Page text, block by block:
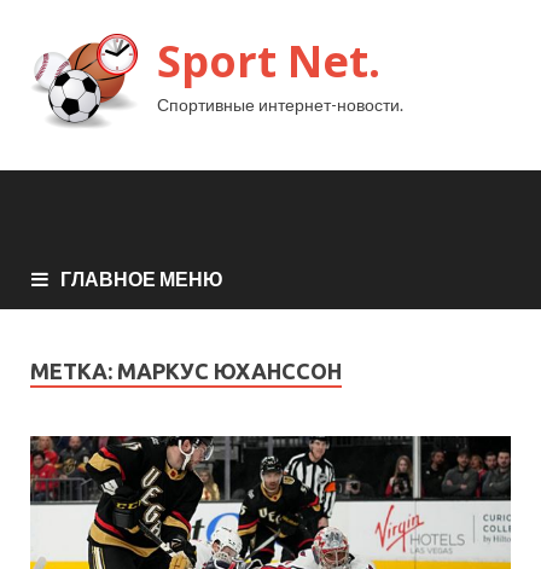
Sport Net.
Спортивные интернет-новости.
ГЛАВНОЕ МЕНЮ
МЕТКА: МАРКУС ЮХАНССОН